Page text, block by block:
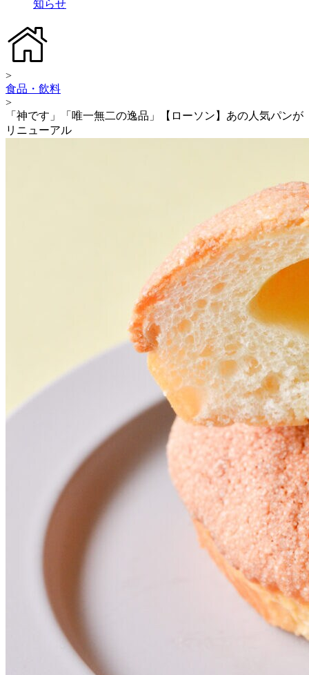
知らせ
>
食品・飲料
>
「神です」「唯一無二の逸品」【ローソン】あの人気パンが
リニューアル